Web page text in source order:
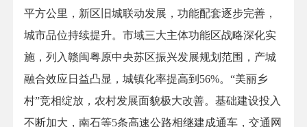
平方公里，新区旧城联动发展，功能配套逐步完善，
城市品位持续提升。市域三大主体功能区战略深化实
施，列入赣闽粤原中央苏区振兴发展规划范围，产城
融合效应日益凸显，城镇化率提高到56%。“美丽乡
村”竞相绽放，农村发展面貌极大改善。基础建设投入
不断加大，南石等5条高速公路相继建成通车，交通网